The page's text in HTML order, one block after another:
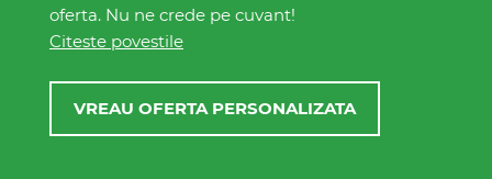
oferta. Nu ne crede pe cuvant!
Citeste povestile
VREAU OFERTA PERSONALIZATA